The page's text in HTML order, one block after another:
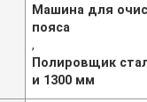
Машина для
пояса
,
Полировщик
и 1300 мм